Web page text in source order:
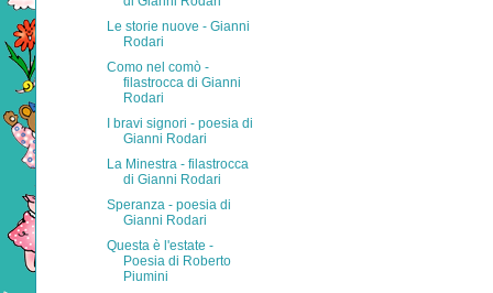
Le storie nuove - Gianni
Rodari
Como nel comò -
filastrocca di Gianni
Rodari
I bravi signori - poesia di
Gianni Rodari
La Minestra - filastrocca
di Gianni Rodari
Speranza - poesia di
Gianni Rodari
Questa è l'estate -
Poesia di Roberto
Piumini